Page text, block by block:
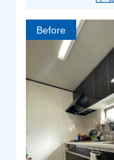
Before